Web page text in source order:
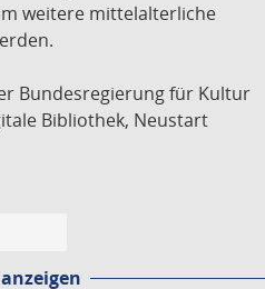
weitere mittelalterliche
Bundesregierung für Kultur
Bibliothek, Neustart